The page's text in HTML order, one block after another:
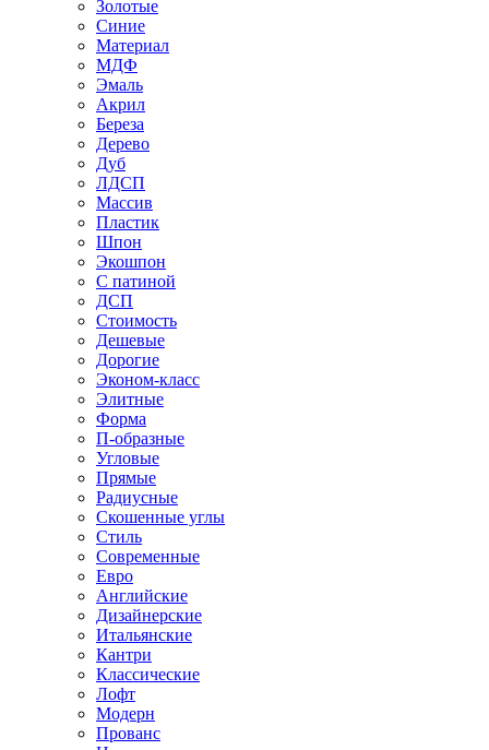
Золотые
Синие
Материал
МДФ
Эмаль
Акрил
Береза
Дерево
Дуб
ЛДСП
Массив
Пластик
Шпон
Экошпон
С патиной
ДСП
Стоимость
Дешевые
Дорогие
Эконом-класс
Элитные
Форма
П-образные
Угловые
Прямые
Радиусные
Скошенные углы
Стиль
Современные
Евро
Английские
Дизайнерские
Итальянские
Кантри
Классические
Лофт
Модерн
Прованс